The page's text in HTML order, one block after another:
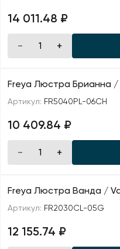
14 011.48 ₽
Freya Люстра Брианна /
Артикул: FR5040PL-06CH
10 409.84 ₽
Freya Люстра Ванда /
Артикул: FR2030CL-05G
12 155.74 ₽